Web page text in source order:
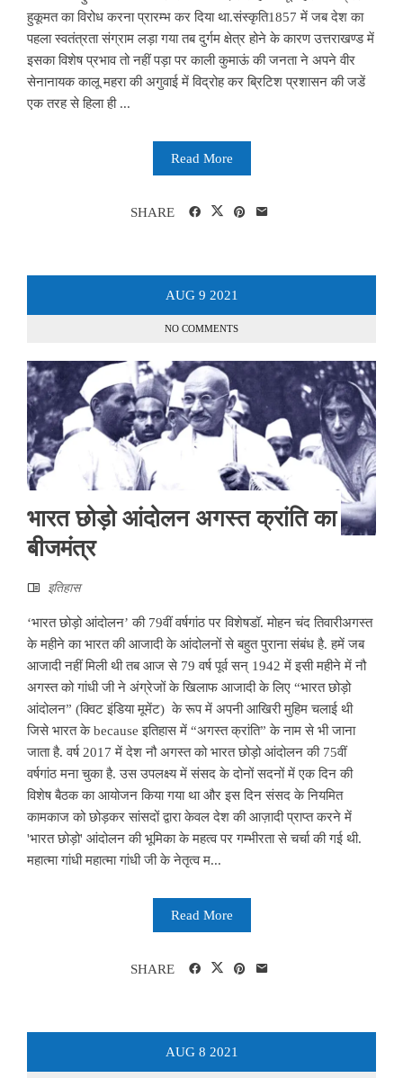
हुकूमत का विरोध करना प्रारम्भ कर दिया था.संस्कृति1857 में जब देश का
पहला स्वतंत्रता संग्राम लड़ा गया तब दुर्गम क्षेत्र होने के कारण उत्तराखण्ड में
इसका विशेष प्रभाव तो नहीं पड़ा पर काली कुमाऊं की जनता ने अपने वीर
सेनानायक कालू महरा की अगुवाई में विद्रोह कर ब्रिटिश प्रशासन की जडें
एक तरह से हिला ही ...
Read More
SHARE
AUG 9 2021
NO COMMENTS
भारत छोड़ो आंदोलन अगस्त क्रांति का
बीजमंत्र
इतिहास
‘भारत छोड़ो आंदोलन’ की 79वीं वर्षगांठ पर विशेषडॉ. मोहन चंद तिवारीअगस्त
के महीने का भारत की आजादी के आंदोलनों से बहुत पुराना संबंध है. हमें जब
आजादी नहीं मिली थी तब आज से 79 वर्ष पूर्व सन् 1942 में इसी महीने में नौ
अगस्त को गांधी जी ने अंग्रेजों के खिलाफ आजादी के लिए “भारत छोड़ो
आंदोलन” (क्विट इंडिया मूमेंट) के रूप में अपनी आखिरी मुहिम चलाई थी
जिसे भारत के because इतिहास में “अगस्त क्रांति” के नाम से भी जाना
जाता है. वर्ष 2017 में देश नौ अगस्‍त को भारत छोड़ो आंदोलन की 75वीं
वर्षगांठ मना चुका है. उस उपलक्ष्य में संसद के दोनों सदनों में एक दिन की
विशेष बैठक का आयोजन किया गया था और इस दिन संसद के नियमित
कामकाज को छोड़कर सांसदों द्वारा केवल देश की आज़ादी प्राप्त करने में
'भारत छोड़ो' आंदोलन की भूमिका के महत्व पर गम्भीरता से चर्चा की गई थी.
महात्मा गांधी महात्मा गांधी जी के नेतृत्व म...
Read More
SHARE
AUG 8 2021